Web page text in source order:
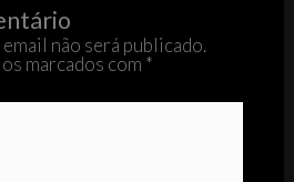
não será publicado.
marcados com *